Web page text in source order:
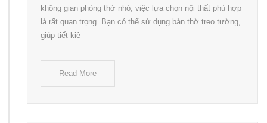
không gian phòng thờ nhỏ, việc lựa chọn nội thất phù hợp
là rất quan trọng. Bạn có thể sử dụng bàn thờ treo tường,
giúp tiết kiệ
Read More